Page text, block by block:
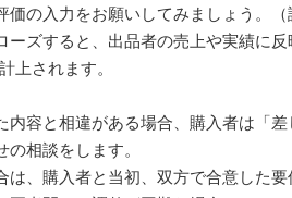
価の入力をお願いしてみましょう。（
ーズすると、出品者の売上や実績に
上されます。
内容と相違がある場合、購入者は「
相談をします。
は、購入者と当初、双方で合意した要